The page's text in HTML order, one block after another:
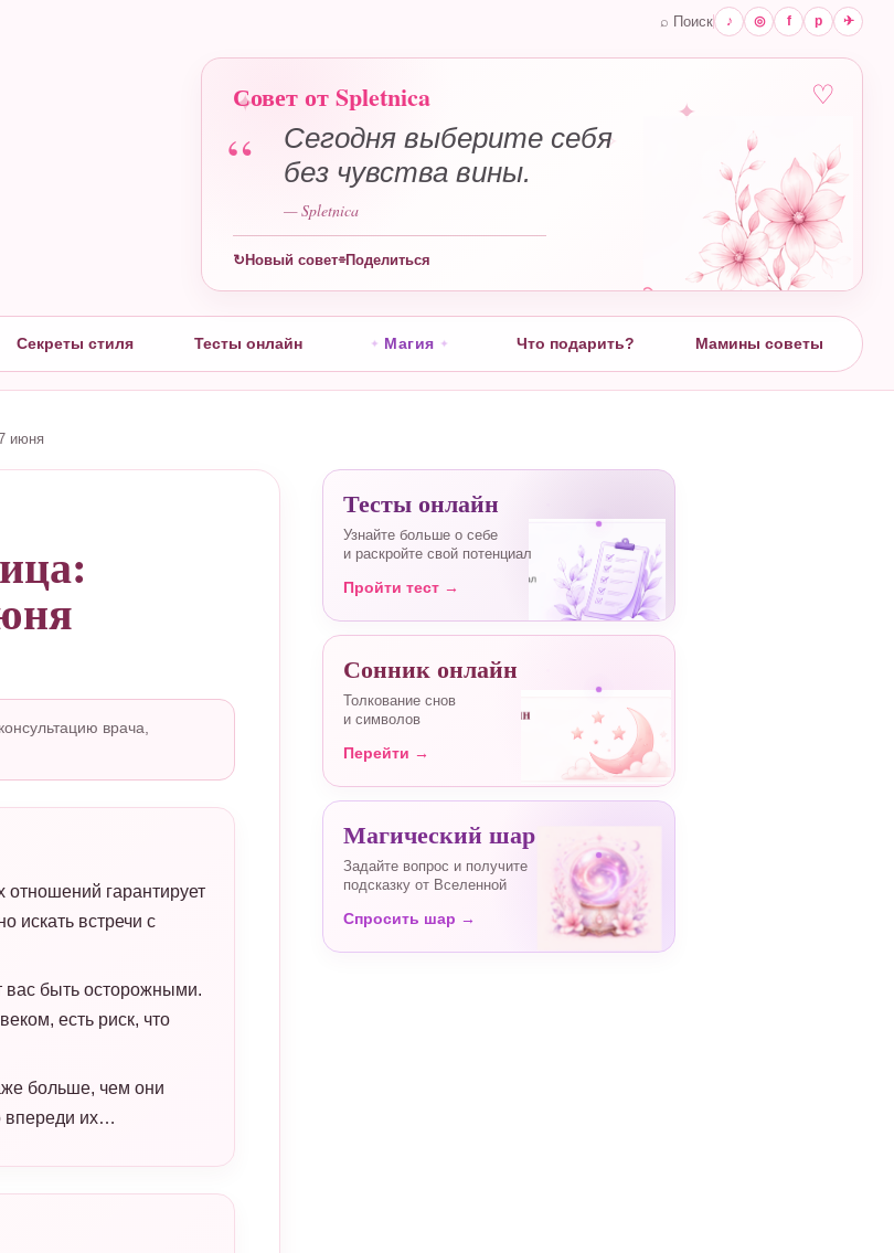
⌕ Поиск ♪ ◎ f p ✈
✧
♡
Совет от Spletnica
“
Сегодня выберите себя
без чувства вины.
— Spletnica
↻ Новый совет⌯Поделиться
Секреты стиля Тесты онлайн Магия Что подарить? Мамины советы
июня
врача,
гарантирует
искать встречи с
вас быть осторожными.
есть риск, что
больше, чем они
впереди их…
Тесты онлайн
Узнайте больше о себе
и раскройте свой потенциал
Пройти тест →
Сонник онлайн
Толкование снов
и символов
Перейти →
Магический шар
Задайте вопрос и получите
подсказку от Вселенной
Спросить шар →